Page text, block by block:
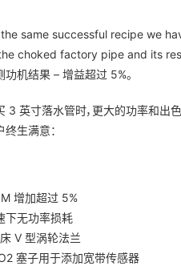
the same successful recipe we
choked factory pipe and its
功机结果 – 增益超过 5%。
3 英寸落水管时，更大的功率和出
生满意：
增加超过 5%
下无功率损耗
V 型涡轮法兰
塞子用于添加宽带传感器